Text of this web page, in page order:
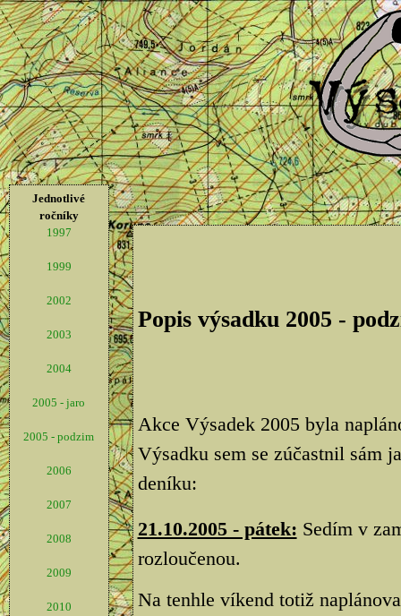
Jednotlivé
ročníky
1997
1999
2002
2003
2004
2005 - jaro
2005 - podzim
2006
2007
2008
2009
2010
Popis výsadku 2005 -
Akce Výsadek 2005 byla
Výsadku sem se zúčastnil sám
deníku:
21.10.2005 - pátek: Sedím v
rozloučenou.
Na tenhle víkend totiž